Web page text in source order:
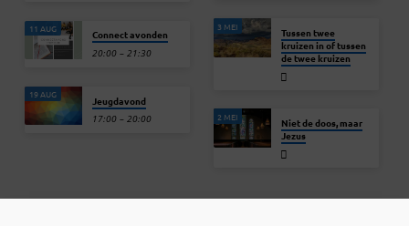
11 AUG Connect avonden
20:00 – 21:30
19 AUG Jeugdavond
17:00 – 20:00
3 MEI
Tussen twee
kruizen in of tussen
de twee kruizen
2 MEI
Niet de doos, maar
Jezus